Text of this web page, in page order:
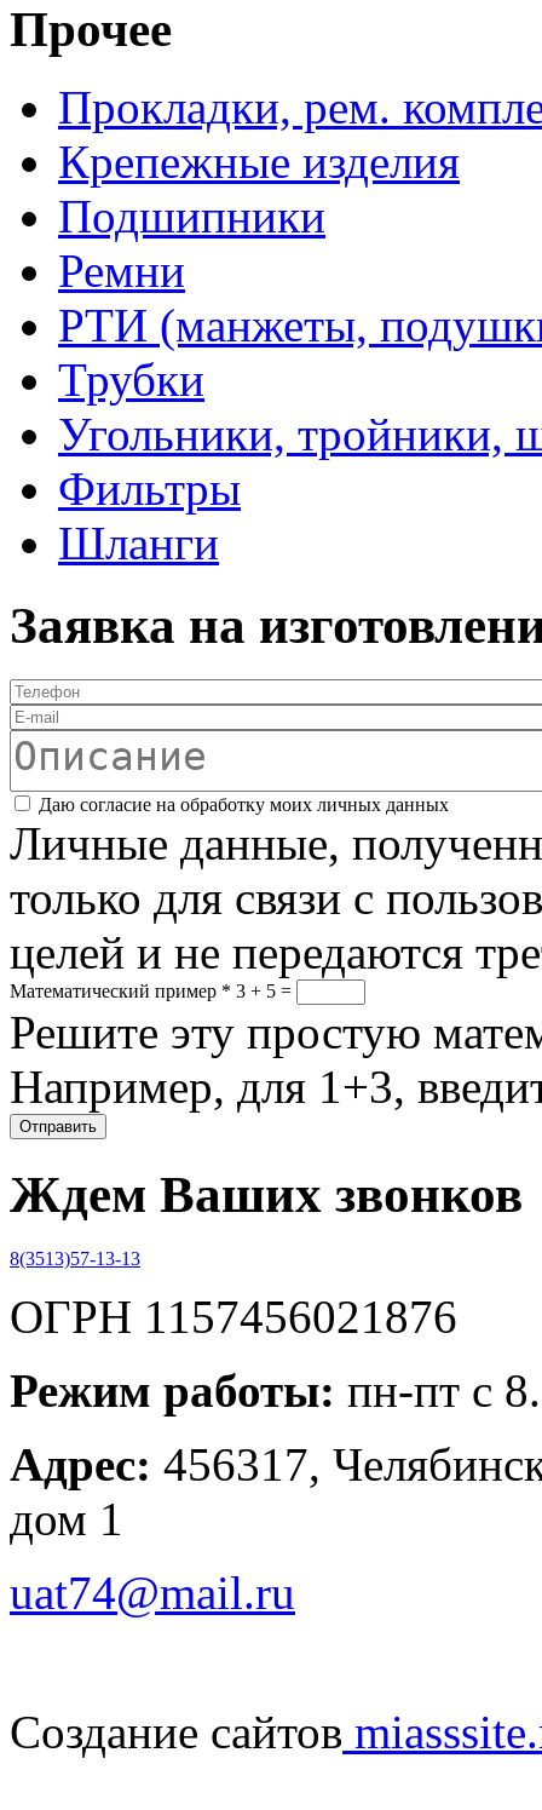
Прочее
Прокладки, рем.
Крепежные изделия
Подшипники
Ремни
РТИ (манжеты,
Трубки
Угольники, тройники,
Фильтры
Шланги
Заявка на
Телефон
E-mail
Описание
Соглашение*
Даю согласие на обработку моих личных данных
Личные данные,
только для связи с
целей и не передаются
Математический пример * 3 + 5 =
Решите эту простую
Например, для 1+3,
Ждем Ваших звонков
8(3513)57-13-13
ОГРН 1157456021876
Режим работы: пн-пт с
Адрес: 456317,
дом 1
uat74@mail.ru
Создание сайтов